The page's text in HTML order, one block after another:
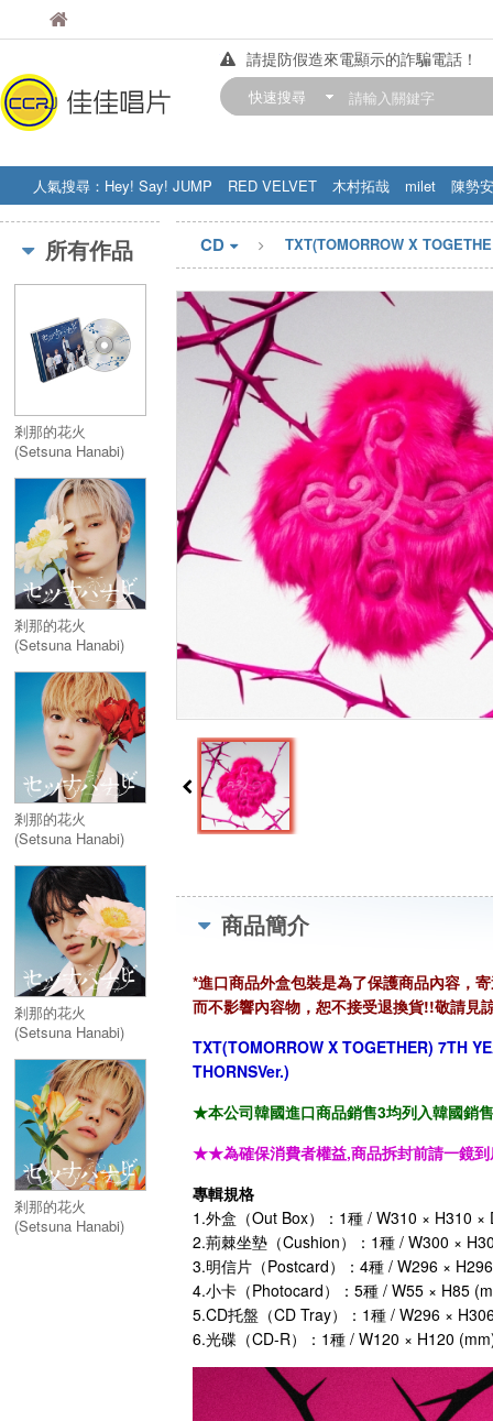
佳佳唱片
請提防假造來電顯示的詐騙電話！
【中華門市營業時間調整公告】
快速搜尋
人氣搜尋： Hey! Say! JUMP RED VELVET 木村拓哉 milet
陳勢安
STRAY KIDS
盧廣仲 周杰伦
所有作品
剎那的花火
(Setsuna Hanabi)
ス】／セツナハナビ
(Setsuna Hanabi)
【通常盤・初回プレ
ス】
剎那的花火
(Setsuna Hanabi)
盤 / HUENINGKAI】
／セツナハナビ
(Setsuna Hanabi)
【初回限定成員封面
盤 / HUENINGKAI】
剎那的花火
(Setsuna Hanabi)
盤 / TAEHYUN】／
セツナハナビ
(Setsuna Hanabi)
【初回限定成員封面
盤 / TAEHYUN】
剎那的花火
(Setsuna Hanabi)
盤 / BEOMGYU】／
セツナハナビ
(Setsuna Hanabi)
【初回限定成員封面
盤 / BEOMGYU】
剎那的花火
(Setsuna Hanabi)
CD TXT(TOMORROW X
商品簡介
*進口商品外盒包裝是為了保護商品內容，
而不影響內容物，恕不接受退換貨!!敬請見
TXT(TOMORROW X TOGETHER) 7TH
THORNSVer.)
★本公司韓國進口商品銷售3均列入韓國銷
★★為確保消費者權益,商品拆封前請一鏡
專輯規格
1.外盒（Out Box）：1種 / W310 × H310 ×
2.荊棘坐墊（Cushion）：1種 / W300 ×
3.明信片（Postcard）：4種 / W296 ×
4.小卡（Photocard）：5種 / W55 × H85
5.CD托盤（CD Tray）：1種 / W296 ×
6.光碟（CD-R）：1種 / W120 × H120